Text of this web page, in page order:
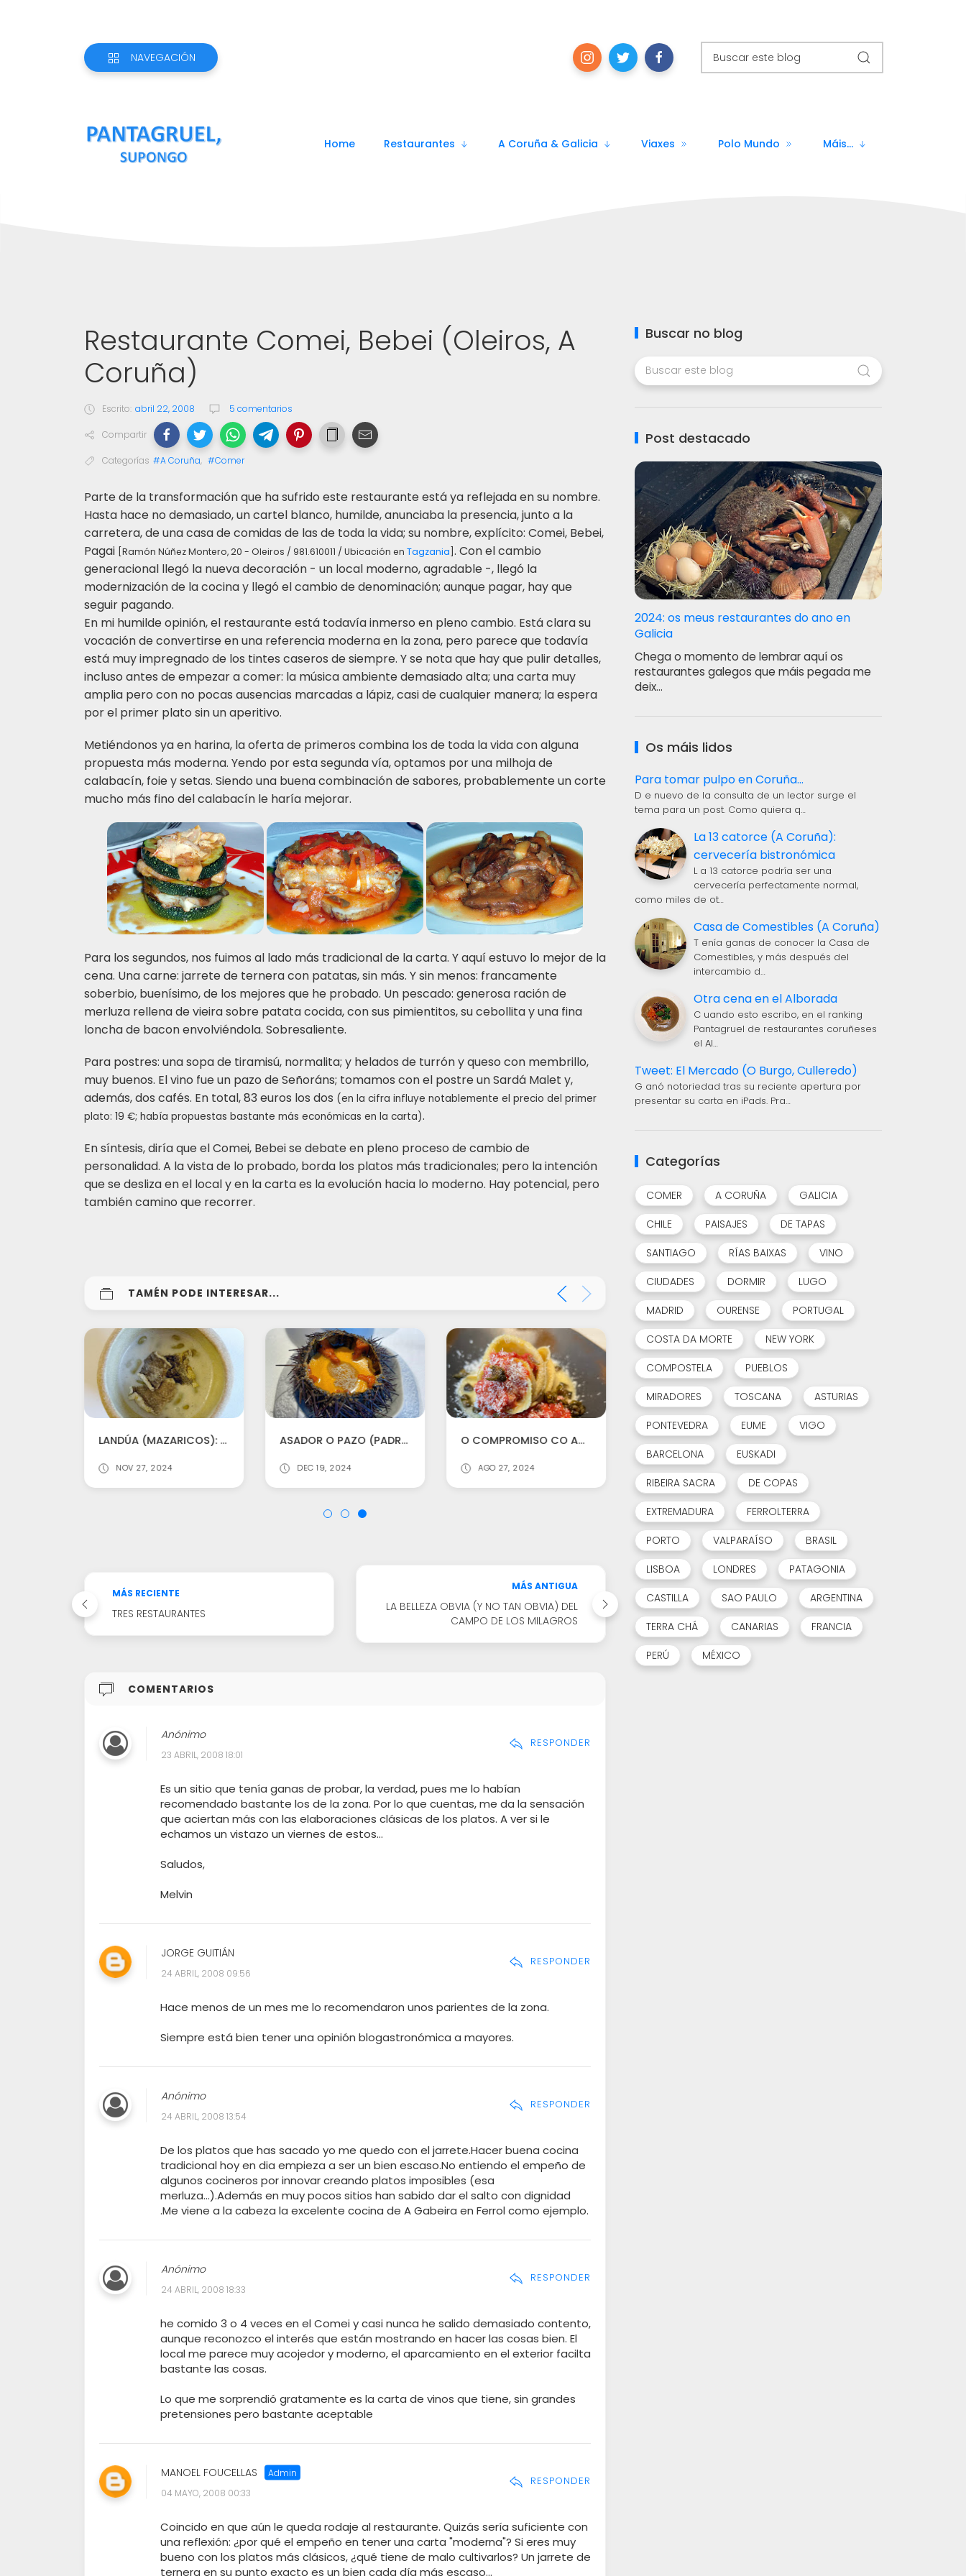
NAVEGACIÓN
Home Restaurantes A Coruña & Galicia Viaxes Polo Mundo Máis...
Restaurante Comei, Bebei (Oleiros, A
Coruña)
Escrito: abril 22, 2008 5 comentarios
Compartir
Categorías #A Coruña, #Comer
Parte de la transformación que ha sufrido este restaurante está ya reflejada en su nombre.
Hasta hace no demasiado, un cartel blanco, humilde, anunciaba la presencia, junto a la
carretera, de una casa de comidas de las de toda la vida; su nombre, explícito: Comei, Bebei,
Pagai [Ramón Núñez Montero, 20 - Oleiros / 981.610011 / Ubicación en Tagzania . Con el cambio
generacional llegó la nueva decoración - un local moderno, agradable -, llegó la
modernización de la cocina y llegó el cambio de denominación; aunque pagar, hay que
seguir pagando.
En mi humilde opinión, el restaurante está todavía inmerso en pleno cambio. Está clara su
vocación de convertirse en una referencia moderna en la zona, pero parece que todavía
está muy impregnado de los tintes caseros de siempre. Y se nota que hay que pulir detalles,
incluso antes de empezar a comer: la música ambiente demasiado alta; una carta muy
amplia pero con no pocas ausencias marcadas a lápiz, casi de cualquier manera; la espera
por el primer plato sin un aperitivo.
Metiéndonos ya en harina, la oferta de primeros combina los de toda la vida con alguna
propuesta más moderna. Yendo por esta segunda vía, optamos por una milhoja de
calabacín, foie y setas. Siendo una buena combinación de sabores, probablemente un corte
mucho más fino del calabacín le haría mejorar.
Para los segundos, nos fuimos al lado más tradicional de la carta. Y aquí estuvo lo mejor de la
cena. Una carne: jarrete de ternera con patatas, sin más. Y sin menos: francamente
soberbio, buenísimo, de los mejores que he probado. Un pescado: generosa ración de
merluza rellena de vieira sobre patata cocida, con sus pimientitos, su cebollita y una fina
loncha de bacon envolviéndola. Sobresaliente.
Para postres: una sopa de tiramisú, normalita; y helados de turrón y queso con membrillo,
muy buenos. El vino fue un pazo de Señoráns; tomamos con el postre un Sardá Malet y,
además, dos cafés. En total, 83 euros los dos (en la cifra influye notablemente el precio del primer
plato: 19 €; había propuestas bastante más económicas en la carta).
En síntesis, diría que el Comei, Bebei se debate en pleno proceso de cambio de
personalidad. A la vista de lo probado, borda los platos más tradicionales; pero la intención
que se desliza en el local y en la carta es la evolución hacia lo moderno. Hay potencial, pero
también camino que recorrer.
TAMÉN PODE INTERESAR...
LANDÚA (MAZARICOS): VALE MOITO A PENA A VIAXE AO MEDIO DE NINGURES
NOV 27, 2024
ASADOR O PAZO (PADRÓN): UN RESTAURANTE SUPERLATIVO
DEC 19, 2024
O COMPROMISO CO AUTÉNTICO DE MILLO (A CORUÑA)
AGO 27, 2024
MÁS RECIENTE
TRES RESTAURANTES
MÁS ANTIGUA
LA BELLEZA OBVIA (Y NO TAN OBVIA) DEL
CAMPO DE LOS MILAGROS
COMENTARIOS
Anónimo
23 ABRIL, 2008 18:01
RESPONDER
Es un sitio que tenía ganas de probar, la verdad, pues me lo habían
recomendado bastante los de la zona. Por lo que cuentas, me da la sensación
que aciertan más con las elaboraciones clásicas de los platos. A ver si le
echamos un vistazo un viernes de estos...
Saludos,
Melvin
JORGE GUITIÁN
24 ABRIL, 2008 09:56
RESPONDER
Hace menos de un mes me lo recomendaron unos parientes de la zona.
Siempre está bien tener una opinión blogastronómica a mayores.
Anónimo
24 ABRIL, 2008 13:54
RESPONDER
De los platos que has sacado yo me quedo con el jarrete.Hacer buena cocina
tradicional hoy en dia empieza a ser un bien escaso.No entiendo el empeño de
algunos cocineros por innovar creando platos imposibles (esa
merluza...).Además en muy pocos sitios han sabido dar el salto con dignidad
.Me viene a la cabeza la excelente cocina de A Gabeira en Ferrol como ejemplo.
Anónimo
24 ABRIL, 2008 18:33
RESPONDER
he comido 3 o 4 veces en el Comei y casi nunca he salido demasiado contento,
aunque reconozco el interés que están mostrando en hacer las cosas bien. El
local me parece muy acojedor y moderno, el aparcamiento en el exterior facilta
bastante las cosas.
Lo que me sorprendió gratamente es la carta de vinos que tiene, sin grandes
pretensiones pero bastante aceptable
MANOEL FOUCELLAS
04 MAYO, 2008 00:33
RESPONDER
Coincido en que aún le queda rodaje al restaurante. Quizás sería suficiente con
una reflexión: ¿por qué el empeño en tener una carta "moderna"? Si eres muy
bueno con los platos más clásicos, ¿qué tiene de malo cultivarlos? Un jarrete de
ternera en su punto exacto es un bien cada día más escaso...
Buscar no blog
Post destacado
2024: os meus restaurantes do ano en
Galicia
Chega o momento de lembrar aquí os
restaurantes galegos que máis pegada me
deix…
Os máis lidos
Para tomar pulpo en Coruña...
D e nuevo de la consulta de un lector surge el
tema para un post. Como quiera q…
La 13 catorce (A Coruña):
cervecería bistronómica
L a 13 catorce podría ser una
cervecería perfectamente normal,
como miles de ot…
Casa de Comestibles (A Coruña)
T enía ganas de conocer la Casa de
Comestibles, y más después del
intercambio d…
Otra cena en el Alborada
C uando esto escribo, en el ranking
Pantagruel de restaurantes coruñeses
el Al…
Tweet: El Mercado (O Burgo, Culleredo)
G anó notoriedad tras su reciente apertura por
presentar su carta en iPads. Pra…
Categorías
COMER A CORUÑA
GALICIA
CHILE
PAISAJES
DE TAPAS
SANTIAGO
RÍAS BAIXAS
VINO
CIUDADES
DORMIR
LUGO
MADRID
OURENSE
PORTUGAL
COSTA DA MORTE
NEW YORK
COMPOSTELA
PUEBLOS
MIRADORES
TOSCANA
ASTURIAS
PONTEVEDRA
EUME
VIGO
BARCELONA
EUSKADI
RIBEIRA SACRA
DE COPAS
EXTREMADURA
FERROLTERRA
PORTO
VALPARAÍSO
BRASIL
LISBOA
LONDRES
PATAGONIA
CASTILLA
SAO PAULO
ARGENTINA
TERRA CHÁ
CANARIAS
FRANCIA
PERÚ
MÉXICO